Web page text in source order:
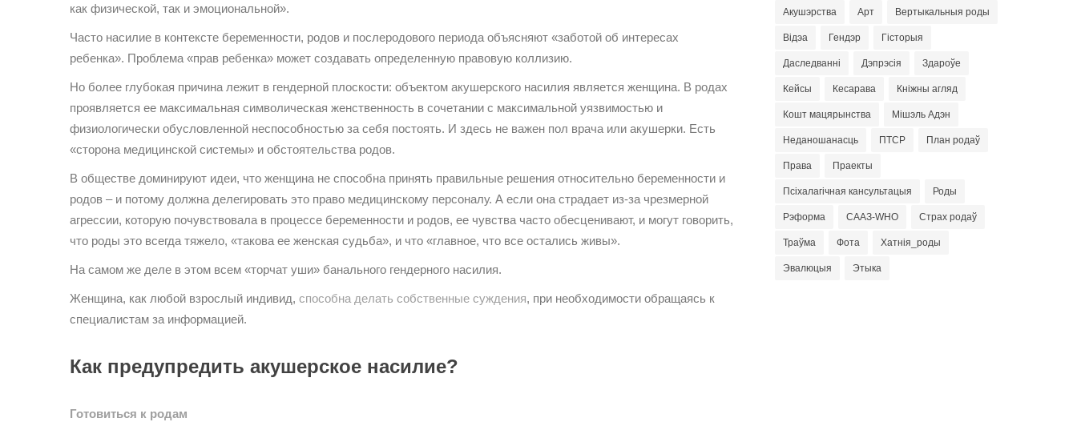
как физической, так и эмоциональной».
Часто насилие в контексте беременности, родов и послеродового периода объясняют «заботой об интересах
ребенка». Проблема «прав ребенка» может создавать определенную правовую коллизию.
Но более глубокая причина лежит в гендерной плоскости: объектом акушерского насилия является женщина. В родах
проявляется ее максимальная символическая женственность в сочетании с максимальной уязвимостью и
физиологически обусловленной неспособностью за себя постоять. И здесь не важен пол врача или акушерки. Есть
«сторона медицинской системы» и обстоятельства родов.
В обществе доминируют идеи, что женщина не способна принять правильные решения относительно беременности и
родов – и потому должна делегировать это право медицинскому персоналу. А если она страдает из-за чрезмерной
агрессии, которую почувствовала в процессе беременности и родов, ее чувства часто обесценивают, и могут говорить,
что роды это всегда тяжело, «такова ее женская судьба», и что «главное, что все остались живы».
На самом же деле в этом всем «торчат уши» банального гендерного насилия.
Женщина, как любой взрослый индивид, способна делать собственные суждения, при необходимости обращаясь к
специалистам за информацией.
Как предупредить акушерское насилие?
Готовиться к родам
Акушэрства Арт Вертыкальныя роды
Відэа Гендэр Гісторыя
Даследванні Дэпрэсія Здароўе
Кейсы Кесарава Кніжны агляд
Кошт мацярынства Мішэль Адэн
Неданошанасць ПТСР План родаў
Права Праекты
Псіхалагічная кансультацыя Роды
Рэформа СААЗ-WHO Страх родаў
Траўма Фота Хатнія_роды
Эвалюцыя Этыка